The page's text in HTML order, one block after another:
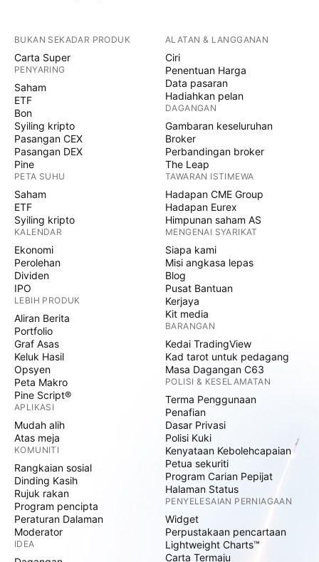
BUKAN SEKADAR PRODUK
Carta Super
PENYARING
Saham
ETF
Bon
Syiling kripto
Pasangan CEX
Pasangan DEX
Pine
PETA SUHU
Saham
ETF
Syiling kripto
KALENDAR
Ekonomi
Perolehan
Dividen
IPO
LEBIH PRODUK
Aliran Berita
Portfolio
Graf Asas
Keluk Hasil
Opsyen
Peta Makro
Pine Script®
APLIKASI
Mudah alih
Atas meja
KOMUNITI
Rangkaian sosial
Dinding Kasih
Rujuk rakan
Program pencipta
Peraturan Dalaman
Moderator
IDEA
ALATAN & LANGGANAN
Ciri
Penentuan Harga
Data pasaran
Hadiahkan pelan
DAGANGAN
Gambaran keseluruhan
Broker
Perbandingan broker
The Leap
TAWARAN ISTIMEWA
Hadapan CME Group
Hadapan Eurex
Himpunan saham AS
MENGENAI SYARIKAT
Siapa kami
Misi angkasa lepas
Blog
Pusat Bantuan
Kerjaya
Kit media
BARANGAN
Kedai TradingView
Kad tarot untuk pedagang
Masa Dagangan C63
POLISI & KESELAMATAN
Terma Penggunaan
Penafian
Dasar Privasi
Polisi Kuki
Kenyataan Kebolehcapaian
Petua sekuriti
Program Carian Pepijat
Halaman Status
PENYELESAIAN PERNIAGAAN
Widget
Perpustakaan pencartaan
Lightweight Charts™
Carta Termaju